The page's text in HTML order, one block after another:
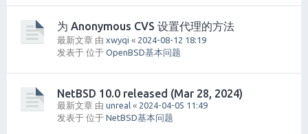
为 Anonymous CVS 设置代理的方法
最新文章 由 xwyqi « 2024-08-12 18:19
发表于 位于 OpenBSD基本问题
NetBSD 10.0 released (Mar 28, 2024)
最新文章 由 unreal « 2024-04-05 11:49
发表于 位于 NetBSD基本问题